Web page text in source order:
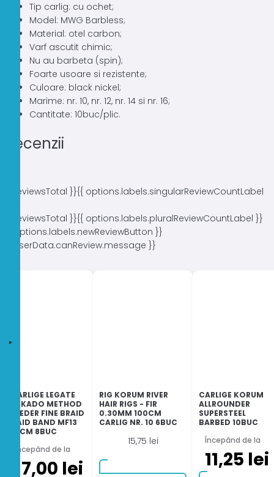
Tip carlig: cu ochet;
Model: MWG Barbless;
Material: otel carbon;
Varf ascutit chimic;
Nu au barbeta (spin);
Foarte usoare si rezistente;
Culoare: black nickel;
Marime: nr. 10, nr. 12, nr. 14 si nr. 16;
Cantitate: 10buc/plic.
Recenzii
{{ reviewsTotal }}{{ options.labels.singularReviewCountLabel
{{ reviewsTotal }}{{ options.labels.pluralReviewCountLabel }}
{{ options.labels.newReviewButton }}
{{ userData.canReview.message }}
CARLIGE LEGATE
MIKADO METHOD
FEEDER FINE BRAID
BAID BAND MF13
10CM 8BUC
Începând de la
17,00 lei
RIG KORUM RIVER
HAIR RIGS - FIR
0.30MM 100CM
CARLIG NR. 10 6BUC
15,75 lei
CARLIGE KORUM
ALLROUNDER
SUPERSTEEL
BARBED 10BUC
Începând de la
11,25 lei